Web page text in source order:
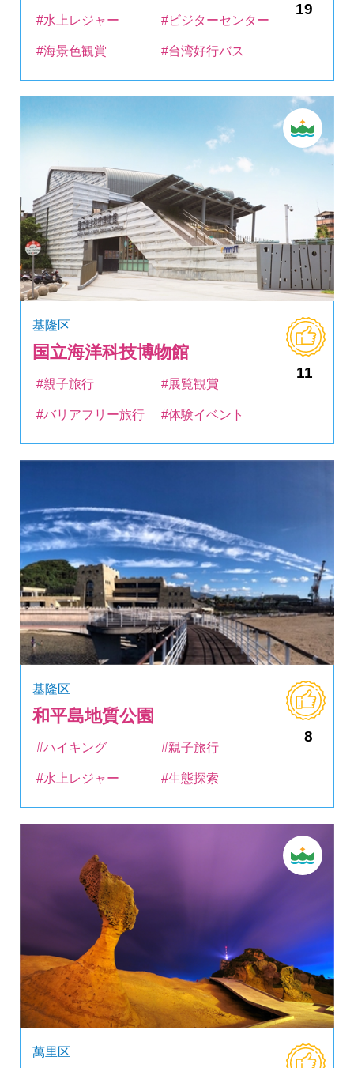
19
#水上レジャー #ビジターセンター
#海景色観賞 #台湾好行バス
基隆区
国立海洋科技博物館
11
#親子旅行 #展覧観賞
#バリアフリー旅行 #体験イベント
基隆区
和平島地質公園
8
#ハイキング #親子旅行
#水上レジャー #生態探索
萬里区